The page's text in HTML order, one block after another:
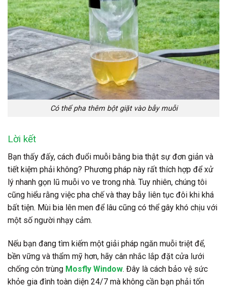
Có thể pha thêm bột giặt vào bẫy muỗi
Lời kết
Bạn thấy đấy, cách đuổi muỗi bằng bia thật sự đơn giản và
tiết kiệm phải không? Phương pháp này rất thích hợp để xử
lý nhanh gọn lũ muỗi vo ve trong nhà. Tuy nhiên, chúng tôi
cũng hiểu rằng việc pha chế và thay bẫy liên tục đôi khi khá
bất tiện. Mùi bia lên men để lâu cũng có thể gây khó chịu với
một số người nhạy cảm.
Nếu bạn đang tìm kiếm một giải pháp ngăn muỗi triệt để,
bền vững và thẩm mỹ hơn, hãy cân nhắc lắp đặt cửa lưới
chống côn trùng Mosfly Window. Đây là cách bảo vệ sức
khỏe gia đình toàn diện 24/7 mà không cần bạn phải tốn